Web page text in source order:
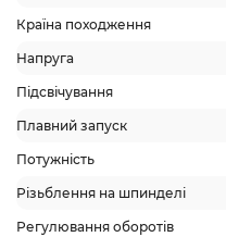
Країна походження
Напруга
Підсвічування
Плавний запуск
Потужність
Різьблення на шпинделі
Регулювання оборотів